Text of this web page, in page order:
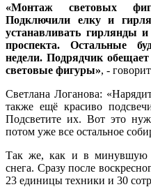
«Монтаж световых
Подключили елку и
устанавливать гирлянды
проспекта. Остальные
недели. Подрядчик
световые фигуры», -
Светлана Логанова:
также ещё красиво
Подсветите их. Вот это
потом уже все остальное
Так же, как и в минувшую
снега. Сразу после
23 единицы техники и 30